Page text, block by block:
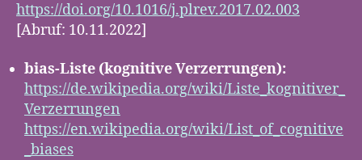
https://doi.org/10.1016/j.plrev.2017.02.003
[Abruf: 10.11.2022]
bias-Liste (kognitive Verzerrungen):
https://de.wikipedia.org/wiki/Liste_kognitiver_
Verzerrungen
https://en.wikipedia.org/wiki/List_of_cognitive
_biases